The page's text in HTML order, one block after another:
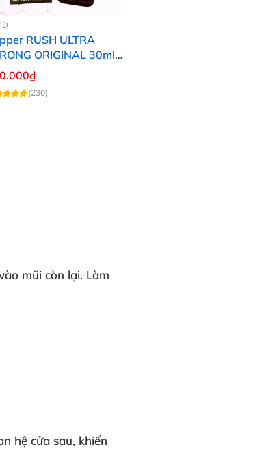
RUSH ULTRA
ORIGINAL 30ml
Hãng Mỹ PWD
(230)
mũi còn lại. Làm
hệ cửa sau, khiến